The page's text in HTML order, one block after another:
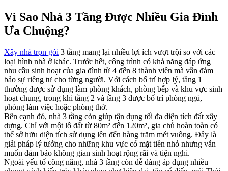
Vì Sao Nhà 3 Tầng Được Nhiều Gia Đình
Ưa Chuộng?
Xây nhà trọn gói 3 tầng mang lại nhiều lợi ích vượt trội so với các
loại hình nhà ở khác. Trước hết, công trình có khả năng đáp ứng
nhu cầu sinh hoạt của gia đình từ 4 đến 8 thành viên mà vẫn đảm
bảo sự riêng tư cho từng người. Với cách bố trí hợp lý, tầng 1
thường được sử dụng làm phòng khách, phòng bếp và khu vực sinh
hoạt chung, trong khi tầng 2 và tầng 3 được bố trí phòng ngủ,
phòng làm việc hoặc phòng thờ.
Bên cạnh đó, nhà 3 tầng còn giúp tận dụng tối đa diện tích đất xây
dựng. Chỉ với một lô đất từ 80m² đến 120m², gia chủ hoàn toàn có
thể sở hữu diện tích sử dụng lên đến hàng trăm mét vuông. Đây là
giải pháp lý tưởng cho những khu vực có mặt tiền nhỏ nhưng vẫn
muốn đảm bảo không gian sinh hoạt rộng rãi và tiện nghi.
Ngoài yếu tố công năng, nhà 3 tầng còn dễ dàng áp dụng nhiều